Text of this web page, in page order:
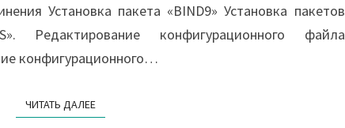
Установка пакета «BIND9» Установка пакетов
конфигурационного файла
конфигурационного…
ЧИТАТЬ ДАЛЕЕЧИТАТЬ ДАЛЕЕ